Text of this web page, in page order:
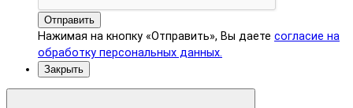
Отправить
Нажимая на кнопку «Отправить», Вы даете согласие на
обработку персональных данных.
Закрыть